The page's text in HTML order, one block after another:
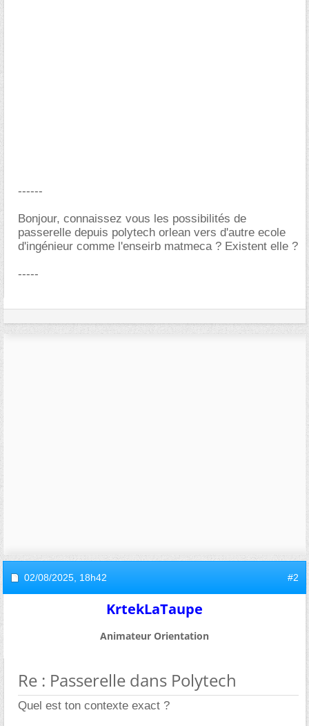
------
Bonjour, connaissez vous les possibilités de
passerelle depuis polytech orlean vers d'autre ecole
d'ingénieur comme l'enseirb matmeca ? Existent elle ?
-----
02/08/2025, 18h42 #2
KrtekLaTaupe
Animateur Orientation
Re : Passerelle dans Polytech
Quel est ton contexte exact ?